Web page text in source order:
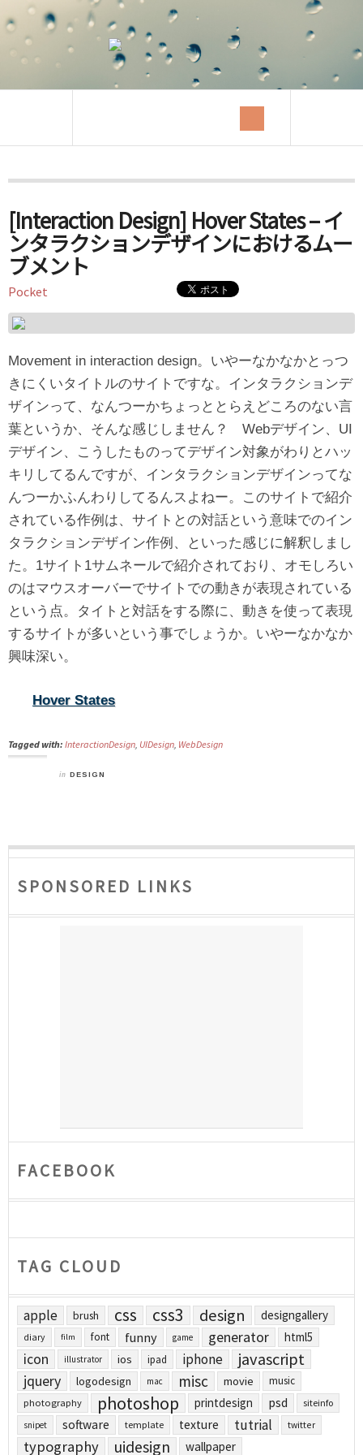
[Interaction Design] Hover States – イ
ンタラクションデザインにおけるムー
ブメント
Pocket
Movement in interaction design。いやーなかなかとっつ
きにくいタイトルのサイトですな。インタラクションデ
ザインって、なんつーかちょっととらえどころのない言
葉というか、そんな感じしません？ Webデザイン、UI
デザイン、こうしたものってデザイン対象がわりとハッ
キリしてるんですが、インタラクションデザインってな
んつーかふんわりしてるんスよねー。このサイトで紹介
されている作例は、サイトとの対話という意味でのイン
タラクションデザイン作例、といった感じに解釈しまし
た。1サイト1サムネールで紹介されており、オモしろい
のはマウスオーバーでサイトでの動きが表現されている
という点。タイトと対話をする際に、動きを使って表現
するサイトが多いという事でしょうか。いやーなかなか
興味深い。
Hover States
Tagged with: InteractionDesign, UIDesign, WebDesign
in DESIGN
SPONSORED LINKS
FACEBOOK
TAG CLOUD
apple brush css css3 design designgallery
diary film font funny game generator html5
icon illustrator ios ipad iphone javascript
jquery logodesign mac misc movie music
photography photoshop printdesign psd siteinfo
snipet software template texture tutrial twitter
typography uidesign wallpaper